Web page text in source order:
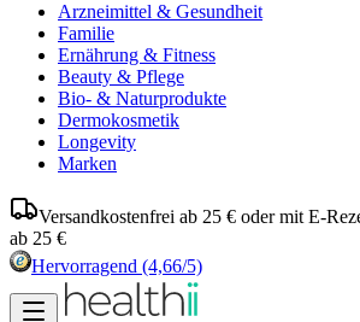
Arzneimittel & Gesundheit
Familie
Ernährung & Fitness
Beauty & Pflege
Bio- & Naturprodukte
Dermokosmetik
Longevity
Marken
Versandkostenfrei ab 25 € oder mit E-
ab 25 €
Hervorragend (4,66/5)